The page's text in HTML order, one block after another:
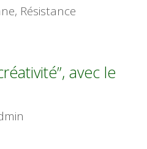
, Résistance
avec le